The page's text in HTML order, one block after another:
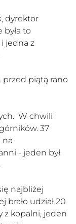
dyrektor
była to
jedna z
przed piątą rano
W chwili
37
na
- jeden był
najbliżej
brało udział 20
z kopalni, jeden